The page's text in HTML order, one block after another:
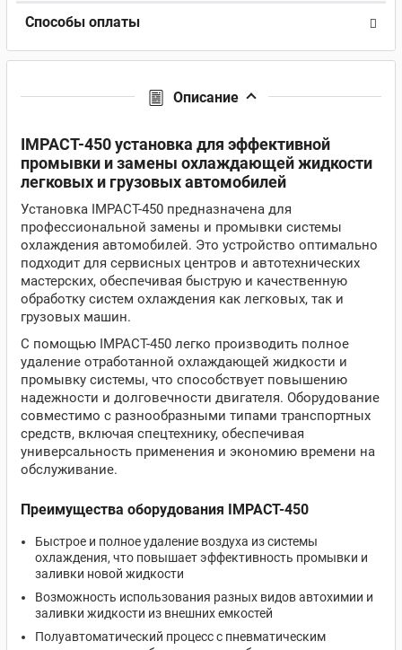
Способы оплаты
Описание
IMPACT-450 установка для эффективной
промывки и замены охлаждающей жидкости
легковых и грузовых автомобилей
Установка IMPACT-450 предназначена для
профессиональной замены и промывки системы
охлаждения автомобилей. Это устройство оптимально
подходит для сервисных центров и автотехнических
мастерских, обеспечивая быструю и качественную
обработку систем охлаждения как легковых, так и
грузовых машин.
С помощью IMPACT-450 легко производить полное
удаление отработанной охлаждающей жидкости и
промывку системы, что способствует повышению
надежности и долговечности двигателя. Оборудование
совместимо с разнообразными типами транспортных
средств, включая спецтехнику, обеспечивая
универсальность применения и экономию времени на
обслуживание.
Преимущества оборудования IMPACT-450
Быстрое и полное удаление воздуха из системы
охлаждения, что повышает эффективность промывки и
заливки новой жидкости
Возможность использования разных видов автохимии и
заливки жидкости из внешних емкостей
Полуавтоматический процесс с пневматическим